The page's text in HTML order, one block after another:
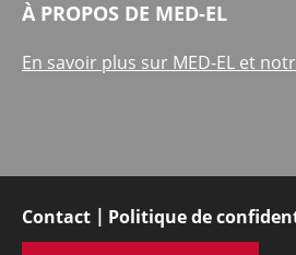
À PROPOS DE MED-EL
En savoir plus sur MED-EL et
Contact Politique de